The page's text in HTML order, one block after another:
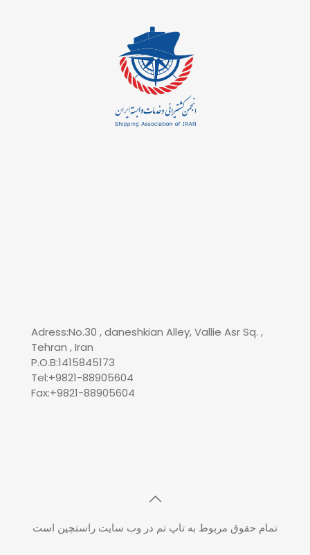
Adress:No.30 , daneshkian Alley, Vallie Asr Sq. ,
Tehran , Iran
P.O.B:1415845173
Tel:+9821-88905604
Fax:+9821-88905604
تمام حقوق مربوط به تاپ تم در وب سایت راستچین است